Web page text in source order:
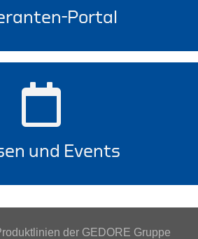
Portal
und Events
der GEDORE Gruppe